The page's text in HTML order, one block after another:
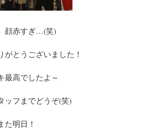
顔赤すぎ…(笑)
がとうございました！
最高でしたよ～
ッフまでどうぞ(笑)
た明日！